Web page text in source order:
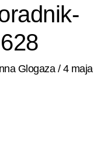
Glogaza/ 4 maja